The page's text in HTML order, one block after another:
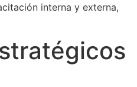
interna y externa,